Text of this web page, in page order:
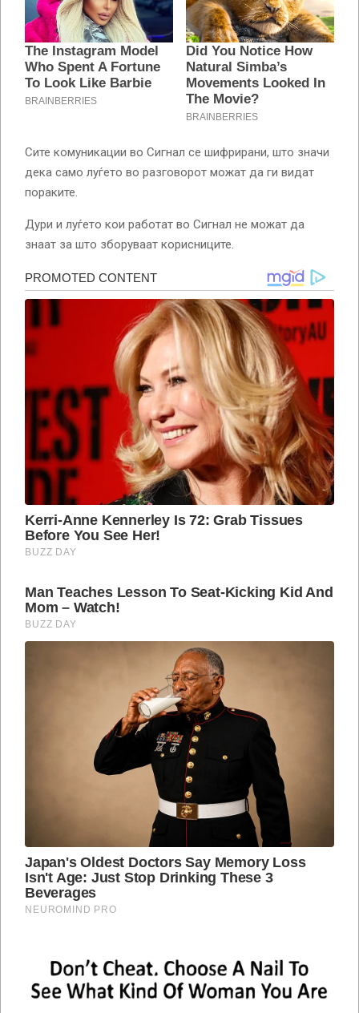
Сите комуникации во Сигнал се шифрирани, што значи
дека само луѓето во разговорот можат да ги видат
пораките.
Дури и луѓето кои работат во Сигнал не можат да
знаат за што зборуваат корисниците.